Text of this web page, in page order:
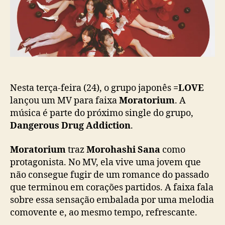
i
c
a
ã
r
u
a
i
x
p
r
ó
x
i
m
Nesta terça-feira (24), o grupo japonês =LOVE
lançou um MV para faixaMoratorium. A
música é parte do próximo single do grupo,
Dangerous Drug Addiction.
MoratoriumtrazMorohashi Sana como
protagonista. No MV, ela vive uma jovem que
não consegue fugir de um romance do passado
que terminou em corações partidos. A faixa fala
sobre essa sensação embalada por uma melodia
comovente e, ao mesmo tempo, refrescante.